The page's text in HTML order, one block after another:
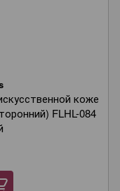
коже
FLHL-084